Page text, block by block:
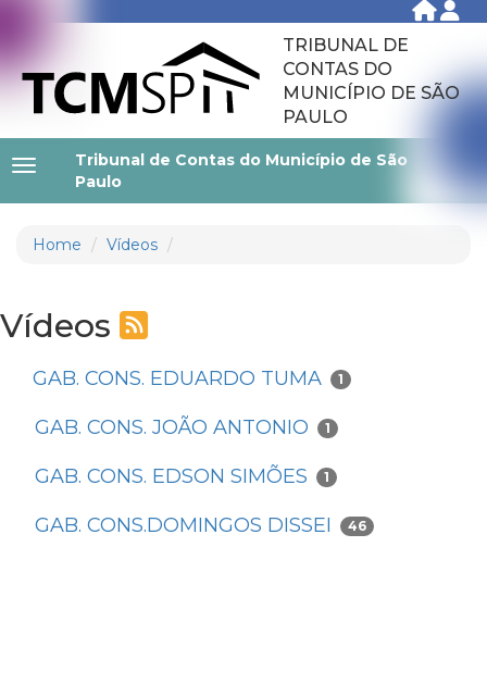
TRIBUNAL DE
CONTAS DO
MUNICÍPIO DE SÃO
PAULO
Tribunal de Contas do Município de São
Paulo
Home Vídeos
Vídeos
GAB. CONS. EDUARDO TUMA 1
GAB. CONS. JOÃO ANTONIO 1
GAB. CONS. EDSON SIMÕES 1
GAB. CONS.DOMINGOS DISSEI 46